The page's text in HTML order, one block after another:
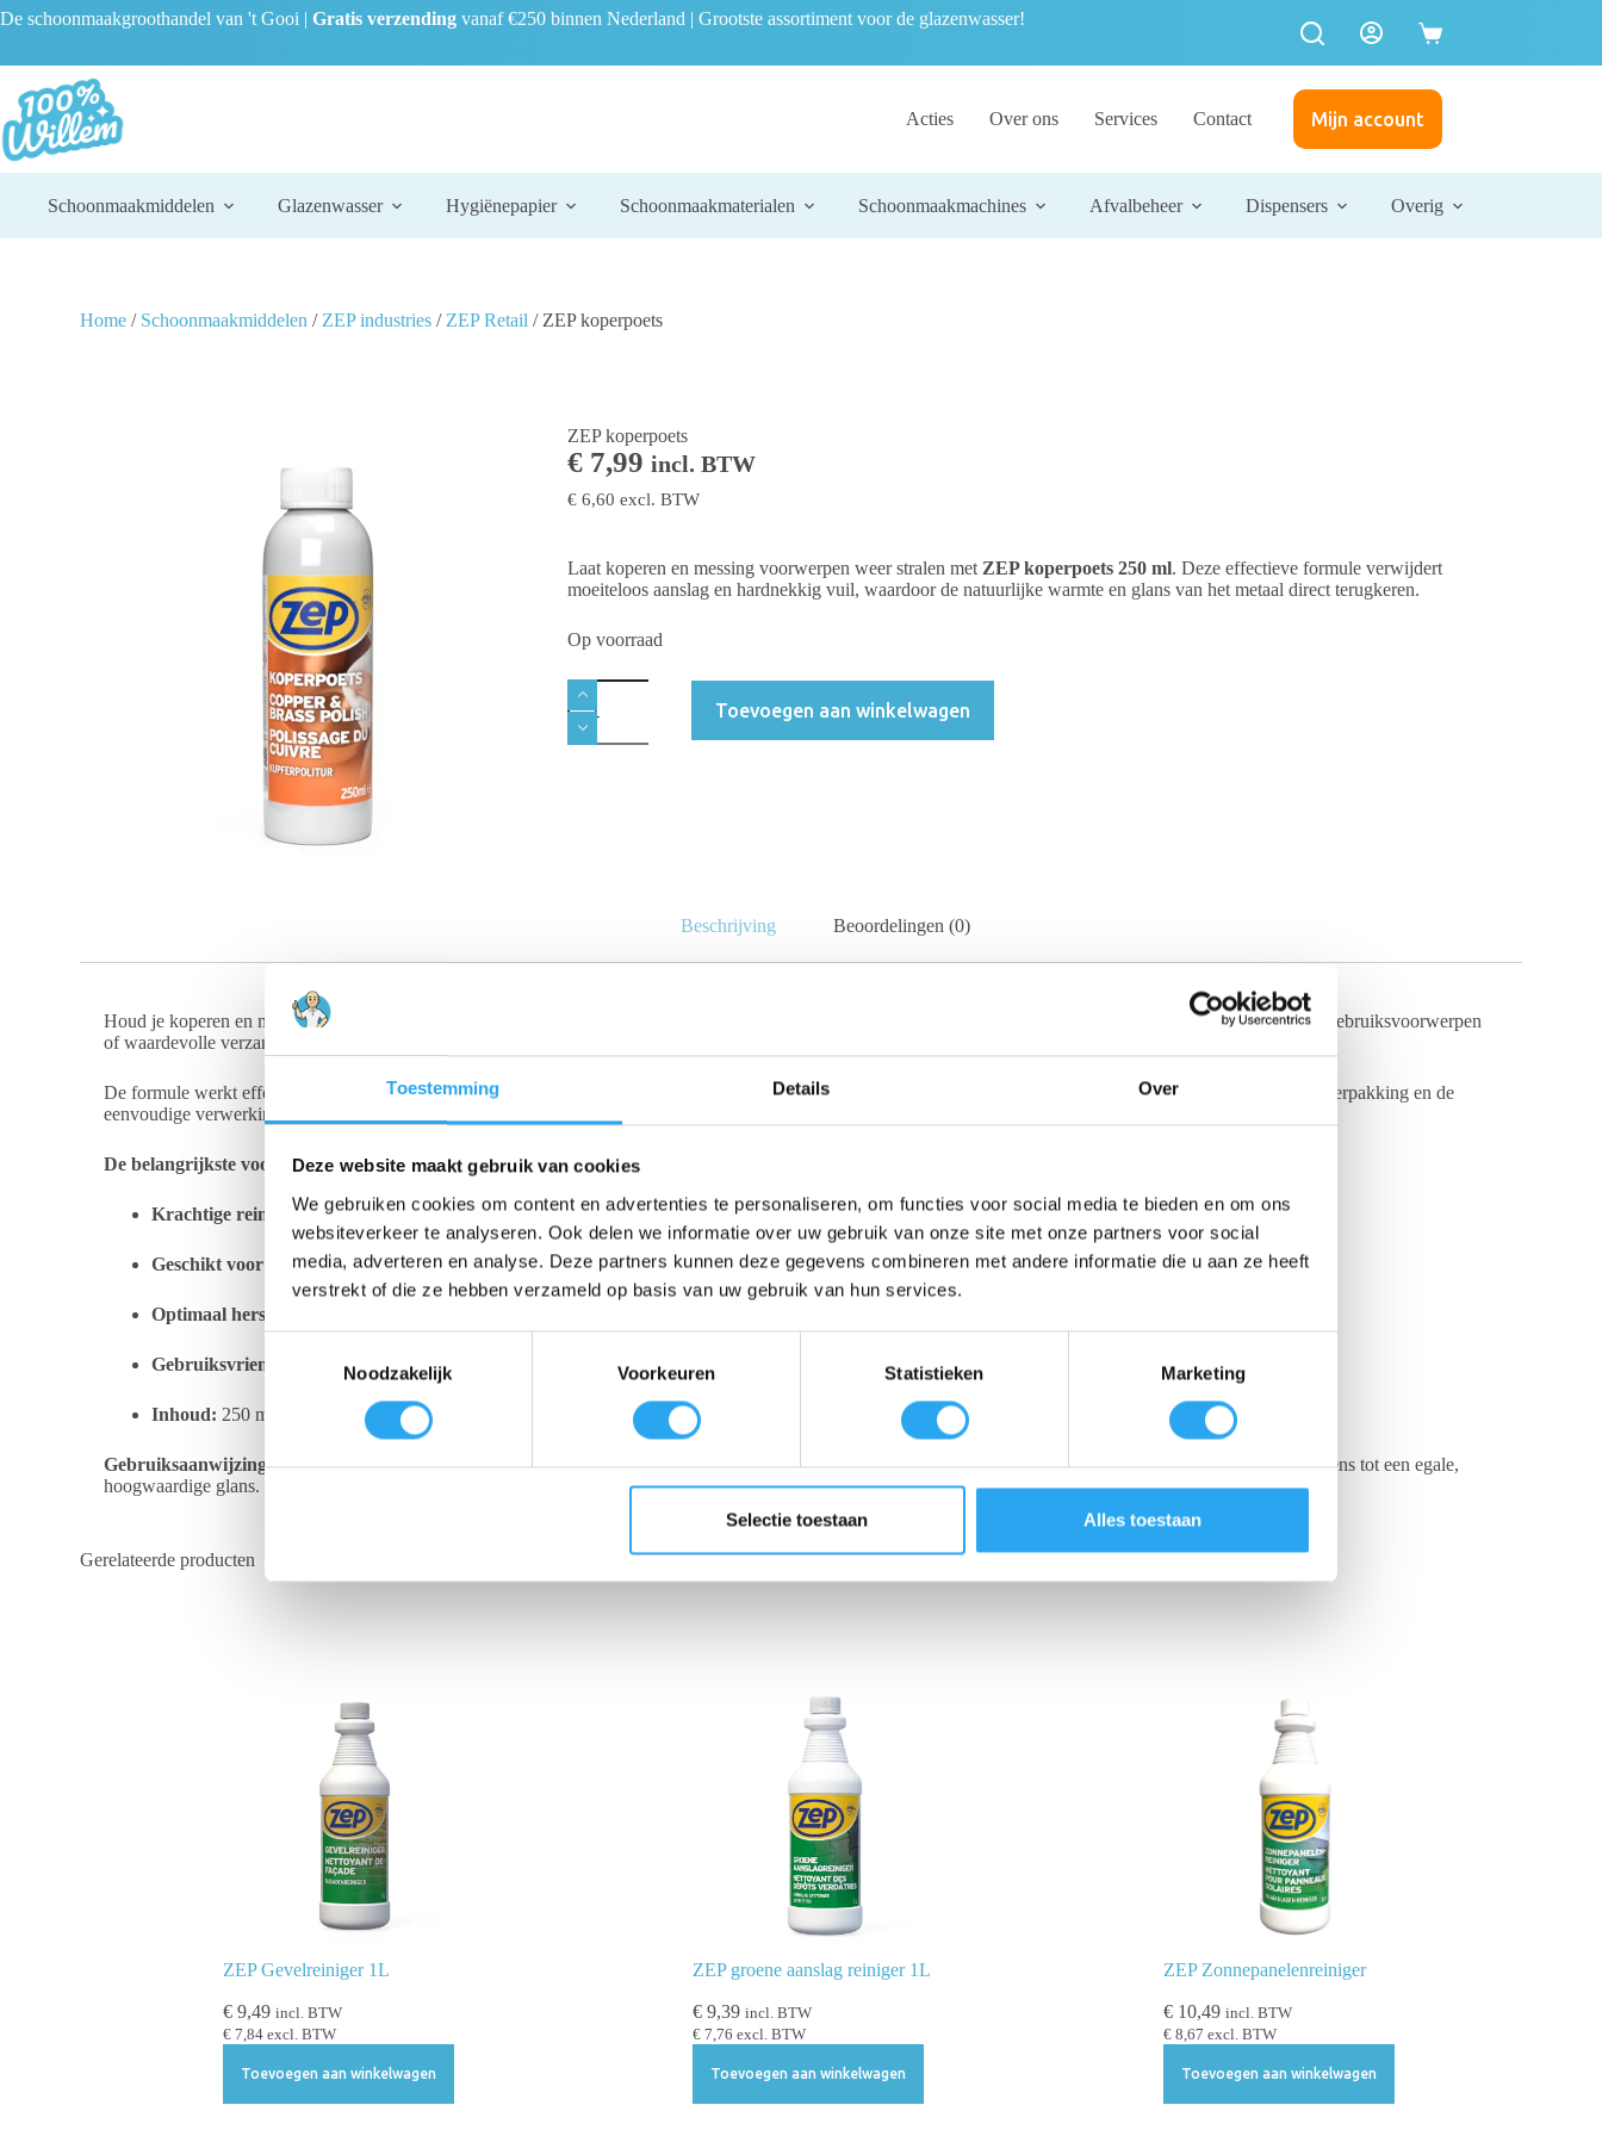
Toestemming Details Over
Deze website maakt gebruik van cookies
We gebruiken cookies om content en advertenties te personaliseren, om functies voor social media te bieden en om ons
websiteverkeer te analyseren. Ook delen we informatie over uw gebruik van onze site met onze partners voor social
media, adverteren en analyse. Deze partners kunnen deze gegevens combineren met andere informatie die u aan ze heeft
verstrekt of die ze hebben verzameld op basis van uw gebruik van hun services.
o
t
i
Noodzakelijk Voorkeuren Statistieken Marketing
Selectie toestaan Alles toestaan
De schoonmaakgroothandel van 't Gooi | Gratis verzending vanaf €250 binnen Nederland | Grootste assortiment voor de glazenwasser!
Acties Over ons Services Contact Mijn account
Schoonmaakmiddelen Glazenwasser Hygiënepapier Schoonmaakmaterialen Schoonmaakmachines Afvalbeheer Dispensers Overig
Home / Schoonmaakmiddelen / ZEP industries / ZEP Retail / ZEP koperpoets
ZEP koperpoets
€ 7,99 incl. BTW
€ 6,60 excl. BTW
Laat koperen en messing voorwerpen weer stralen met ZEP koperpoets 250 ml. Deze effectieve formule verwijdert
moeiteloos aanslag en hardnekkig vuil, waardoor de natuurlijke warmte en glans van het metaal direct terugkeren.
Op voorraad
Toevoegen aan winkelwagen
Beschrijving Beoordelingen (0)
Houd je koperen en messing voorwerpen in topconditie met de professionele kracht van
. Of het nu gaat om decoratieve items, dagelijkse gebruiksvoorwerpen
of waardevolle verzamelstukken; dit poetsmiddel is speciaal ontwikkeld om metaal zijn oorspronkelijke uitstraling terug te geven.
De formule werkt effectief door aanslag en vastzittend vuil los te maken, zonder dat daar ingewikkelde handelingen voor nodig zijn. Dankzij de handzame 250 ml verpakking en de
eenvoudige verwerking is het product uitermate geschikt voor zowel incidentele opknapbeurten als regelmatig onderhoud.
De belangrijkste voordelen:
Krachtige reiniging:Verwijdert effectief vuil en hardnekkige aanslag.
Geschikt voor: Koperen en messing voorwerpen.
Optimaal herstel:
Gebruiksvriendelijk: Eenvoudig aan te brengen en snel te polijsten voor een egaal resultaat.
Inhoud: 250 ml.
Gebruiksaanwijzing:Breng de ZEP koperpoets eenvoudig aan met een zachte doek. Wrijf het product gelijkmatig over het oppervlak en polijst het metaal vervolgens tot een egale,
hoogwaardige glans.
Gerelateerde producten
ZEP Gevelreiniger 1L
€ 9,49 incl. BTW
€ 7,84 excl. BTW
Toevoegen aan winkelwagen
ZEP groene aanslag reiniger 1L
€ 9,39 incl. BTW
€ 7,76 excl. BTW
Toevoegen aan winkelwagen
ZEP Zonnepanelenreiniger
€10,49 incl. BTW
€8,67 excl. BTW
Toevoegen aan winkelwagen